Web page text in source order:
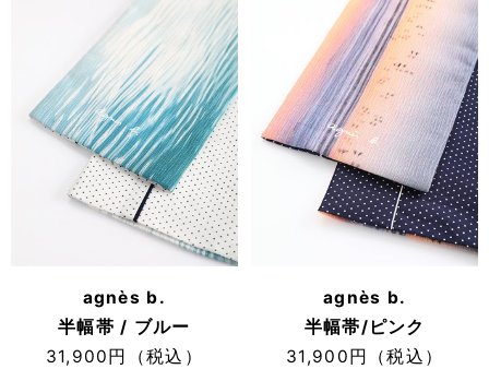
agnès b.
半幅帯 / ブルー
31,900円（税込）
agnès b.
半幅帯/ピンク
31,900円（税込）